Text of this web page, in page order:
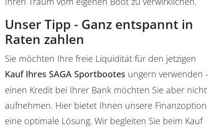
Unser Tipp - Ganz entspannt in
Raten zahlen
Sie möchten Ihre freie Liquidität für den jetzigen
Kauf Ihres SAGA Sportbootes ungern verwenden -
einen Kredit bei Ihrer Bank möchten Sie aber nicht
aufnehmen. Hier bietet Ihnen unsere Finanzoption
eine optimale Lösung. Wir begleiten Sie beim Kauf